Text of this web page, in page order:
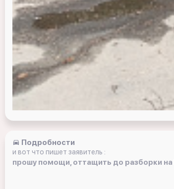
Подробности
и вот что пишет заявитель :
прошу помощи, оттащить до разборки на